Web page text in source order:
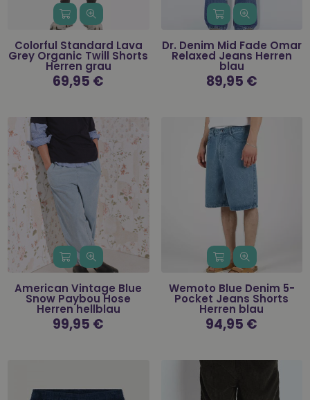
Colorful Standard Lava
Grey Organic Twill Shorts
Herren grau
Normaler
Preis
69,95 €
Dr. Denim Mid Fade Omar
Relaxed Jeans Herren
blau
Normaler
Preis
89,95 €
American Vintage Blue
Snow Paybou Hose
Herren hellblau
Normaler
Preis
99,95 €
Wemoto Blue Denim 5-
Pocket Jeans Shorts
Herren blau
Normaler
Preis
94,95 €